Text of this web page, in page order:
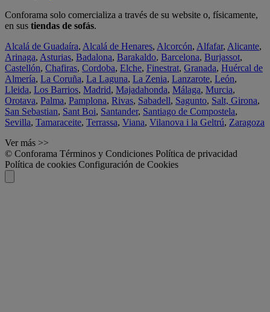
Conforama solo comercializa a través de su website o, físicamente,
en sus tiendas de sofás.
Alcalá de Guadaíra, Alcalá de Henares, Alcorcón, Alfafar, Alicante,
Arinaga, Asturias, Badalona, Barakaldo, Barcelona, Burjassot,
Castellón, Chafiras, Cordoba, Elche, Finestrat, Granada, Huércal de
Almería, La Coruña, La Laguna, La Zenia, Lanzarote, León,
Lleida, Los Barrios, Madrid, Majadahonda, Málaga, Murcia,
Orotava, Palma, Pamplona, Rivas, Sabadell, Sagunto, Salt, Girona,
San Sebastian, Sant Boi, Santander, Santiago de Compostela,
Sevilla, Tamaraceite, Terrassa, Viana, Vilanova i la Geltrú, Zaragoza
Ver más >>
© Conforama Términos y Condiciones Política de privacidad
Política de cookies Configuración de Cookies